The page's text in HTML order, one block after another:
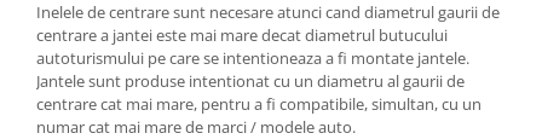
Inelele de centrare sunt necesare atunci cand diametrul gaurii de
centrare a jantei este mai mare decat diametrul butucului
autoturismului pe care se intentioneaza a fi montate jantele.
Jantele sunt produse intentionat cu un diametru al gaurii de
centrare cat mai mare, pentru a fi compatibile, simultan, cu un
numar cat mai mare de marci / modele auto.